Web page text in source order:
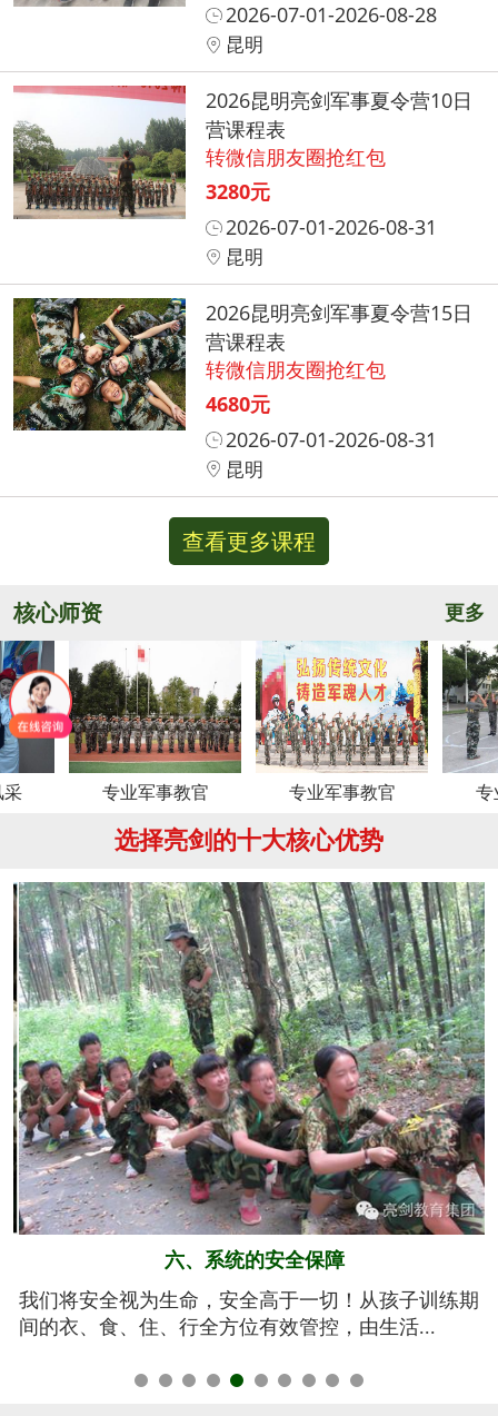
2026-07-01-2026-08-28
昆明
2026昆明亮剑军事夏令营10日
营课程表
转微信朋友圈抢红包
3280元
2026-07-01-2026-08-31
昆明
2026昆明亮剑军事夏令营15日
营课程表
转微信朋友圈抢红包
4680元
2026-07-01-2026-08-31
昆明
查看更多课程
核心师资 更多
专业军事教官 专业军事教官 专业军事
选择亮剑的十大核心优势
五、规范的军训基地
亮剑军事夏令营的训练基地训练设施设备齐全，军事
氛围浓厚，后勤保障完善，管理规范安全，纪...